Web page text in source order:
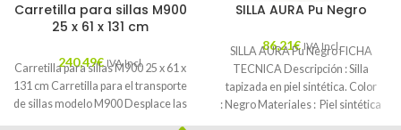
Carretilla para sillas M900
25 x 61 x 131 cm
240,49€ IVA Incl.
Carretilla para sillas M900 25 x 61 x
131 cm Carretilla para el transporte
de sillas modelo M900 Desplace las
SILLA AURA Pu Negro
86,21€ IVA Incl.
SILLA AURA Pu Negro FICHA
TECNICA Descripción : Silla
tapizada en piel sintética. Color
: Negro Materiales : Piel sintética
Mantenimiento